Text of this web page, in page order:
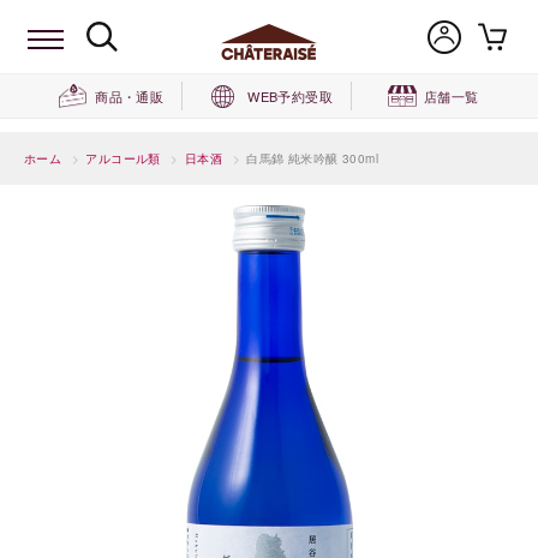
商品・通販 WEB予約受取 店舗一覧
ホーム > アルコール類 > 日本酒 > 白馬錦 純米吟醸 300ml